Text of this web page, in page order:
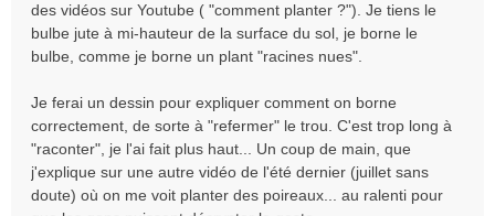
des vidéos sur Youtube ( "comment planter ?"). Je tiens le
bulbe jute à mi-hauteur de la surface du sol, je borne le
bulbe, comme je borne un plant "racines nues".
Je ferai un dessin pour expliquer comment on borne
correctement, de sorte à "refermer" le trou. C'est trop long à
"raconter", je l'ai fait plus haut... Un coup de main, que
j'explique sur une autre vidéo de l'été dernier (juillet sans
doute) où on me voit planter des poireaux... au ralenti pour